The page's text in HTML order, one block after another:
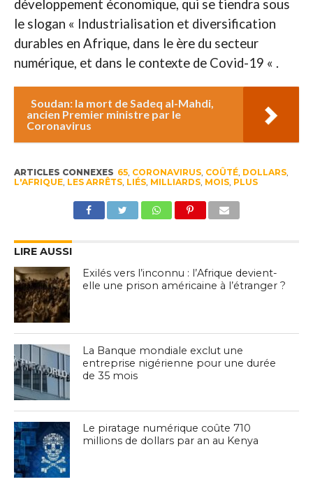
développement économique, qui se tiendra sous
le slogan « Industrialisation et diversification
durables en Afrique, dans le ère du secteur
numérique, et dans le contexte de Covid-19 « .
Soudan: la mort de Sadeq al-Mahdi,
ancien Premier ministre par le
Coronavirus
ARTICLES CONNEXES 65, CORONAVIRUS, COÛTÉ, DOLLARS,
L'AFRIQUE, LES ARRÊTS, LIÉS, MILLIARDS, MOIS, PLUS
LIRE AUSSI
Exilés vers l’inconnu : l’Afrique devient-
elle une prison américaine à l’étranger ?
La Banque mondiale exclut une
entreprise nigérienne pour une durée
de 35 mois
Le piratage numérique coûte 710
millions de dollars par an au Kenya